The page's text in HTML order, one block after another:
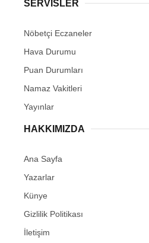
SERVİSLER
Nöbetçi Eczaneler
Hava Durumu
Puan Durumları
Namaz Vakitleri
Yayınlar
HAKKIMIZDA
Ana Sayfa
Yazarlar
Künye
Gizlilik Politikası
İletişim